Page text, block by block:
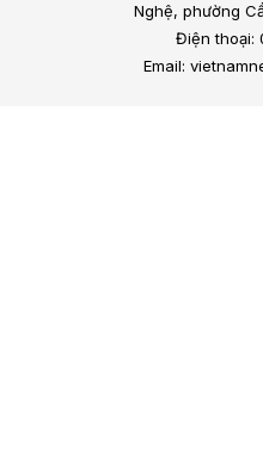
Nghệ, phường
Điện thoại:
Email: